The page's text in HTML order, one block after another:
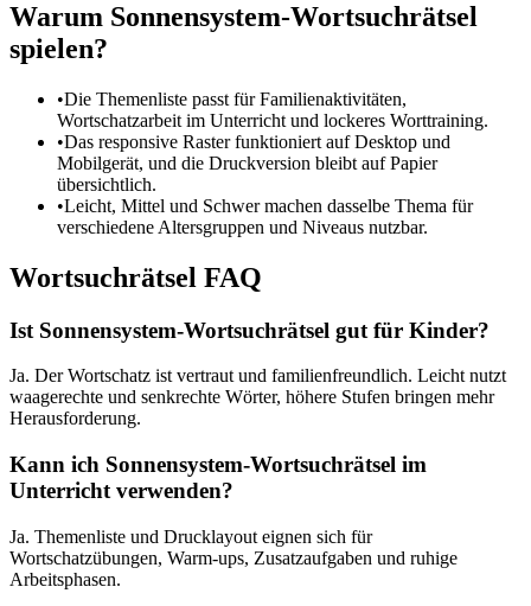
Warum Sonnensystem-Wortsuchrätsel
spielen?
•Die Themenliste passt für Familienaktivitäten,
Wortschatzarbeit im Unterricht und lockeres Worttraining.
•Das responsive Raster funktioniert auf Desktop und
Mobilgerät, und die Druckversion bleibt auf Papier
übersichtlich.
•Leicht, Mittel und Schwer machen dasselbe Thema für
verschiedene Altersgruppen und Niveaus nutzbar.
Wortsuchrätsel FAQ
Ist Sonnensystem-Wortsuchrätsel gut für Kinder?
Ja. Der Wortschatz ist vertraut und familienfreundlich. Leicht nutzt
waagerechte und senkrechte Wörter, höhere Stufen bringen mehr
Herausforderung.
Kann ich Sonnensystem-Wortsuchrätsel im
Unterricht verwenden?
Ja. Themenliste und Drucklayout eignen sich für
Wortschatzübungen, Warm-ups, Zusatzaufgaben und ruhige
Arbeitsphasen.